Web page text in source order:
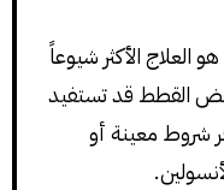
العلاج الأكثر شيوعاً
القطط قد تستفيد
شروط معينة أو